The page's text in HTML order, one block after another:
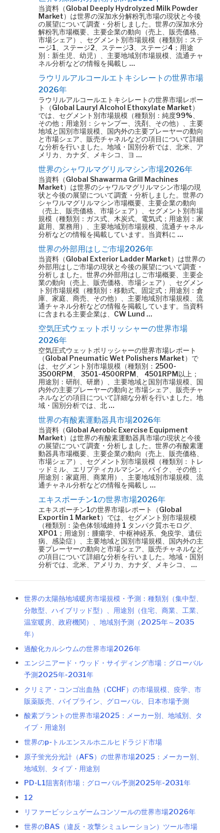
当資料（Global Deeply Hydrolyzed Milk Powder
Market）は世界の深加水分解粉乳市場の現状と今後
の展望について調査・分析しました。世界の深加水分
解粉乳市場概要、主要企業の動向（売上、販売価格、
市場シェア）、セグメント別市場規模（種類別：ステ
ージ1、ステージ2、ステージ3、ステージ4；用途
別：新生児、幼児）、主要地域別市場規模、流通チャ
ネル分析などの情報を掲載し …
ラウリルアルコールエトキシレートの世界市場
2026年
ラウリルアルコールエトキシレートの世界市場レポー
ト（Global Lauryl Alcohol Ethoxylate Market）
では、セグメント別市場規模（種類別：純度99%、
その他；用途別：シャンプー、洗剤、その他）、主要
地域と国別市場規模、国内外の主要プレーヤーの動向
と市場シェア、販売チャネルなどの項目について詳細
な分析を行いました。地域・国別分析では、北米、ア
メリカ、カナダ、メキシコ、ヨ …
世界のシャワルマグリルマシン市場2026年
当資料（Global Shawarma Grill Machines
Market）は世界のシャワルマグリルマシン市場の現
状と今後の展望について調査・分析しました。世界の
シャワルマグリルマシン市場概要、主要企業の動向
（売上、販売価格、市場シェア）、セグメント別市場
規模（種類別：ガス式、木炭式、電気式；用途別：家
庭用、業務用）、主要地域別市場規模、流通チャネル
分析などの情報を掲載しています。当資料に …
世界の外部用はしご市場2026年
当資料（Global Exterior Ladder Market）は世界の
外部用はしご市場の現状と今後の展望について調査・
分析しました。世界の外部用はしご市場概要、主要企
業の動向（売上、販売価格、市場シェア）、セグメン
ト別市場規模（種類別：移動式、固定式；用途別：倉
庫、家庭、商売、その他）、主要地域別市場規模、流
通チャネル分析などの情報を掲載しています。当資料
に含まれる主要企業は、CW Lund …
空気圧式ウェットポリッシャーの世界市場
2026年
空気圧式ウェットポリッシャーの世界市場レポート
（Global Pneumatic Wet Polishers Market）で
は、セグメント別市場規模（種類別：2500-
3500RPM、 3501-4500RPM、 4501RPM以上；
用途別：研削、研磨）、主要地域と国別市場規模、国
内外の主要プレーヤーの動向と市場シェア、販売チャ
ネルなどの項目について詳細な分析を行いました。地
域・国別分析では、北 …
世界の有酸素運動器具市場2026年
当資料（Global Aerobic Exercise Equipment
Market）は世界の有酸素運動器具市場の現状と今後
の展望について調査・分析しました。世界の有酸素運
動器具市場概要、主要企業の動向（売上、販売価格、
市場シェア）、セグメント別市場規模（種類別：トレ
ッドミル、エリプティカルマシン、バイク、その他；
用途別：家庭用、商業用）、主要地域別市場規模、流
通チャネル分析などの情報を掲載し …
エキスポーチン1の世界市場2026年
エキスポーチン1の世界市場レポート（Global
Exportin 1 Market）では、セグメント別市場規模
（種類別：染色体領域維持 1 タンパク質ホモログ、
XPO1；用途別：腫瘍学、中枢神経系、免疫学、遺伝
病、感染症）、主要地域と国別市場規模、国内外の主
要プレーヤーの動向と市場シェア、販売チャネルなど
の項目について詳細な分析を行いました。地域・国別
分析では、北米、アメリカ、カナダ、メキシコ、 …
世界の太陽熱地域暖房市場規模・予測：種類別（集中型、
分散型、ハイブリッド型）、用途別（住宅、商業、工業、
温室暖房、政府機関）、地域別予測（2025年～2035
年）
過酸化カルシウムの世界市場2026年
エンジニアード・ウッド・サイディング市場：グローバル
予測2025年-2031年
クリミア・コンゴ出血熱（CCHF）の市場規模、疫学、市
販薬販売、パイプライン、グローバル、日本市場予測
酸素プラントの世界市場2025：メーカー別、地域別、タ
イプ・用途別
世界のp-トルエンスルホニルヒドラジド市場
原子蛍光分光計（AFS）の世界市場2025：メーカー別、
地域別、タイプ・用途別
PD-L1阻害剤市場：グローバル予測2025年-2031年
12
リファービッシュゲームコンソールの世界市場2026年
世界のBAS（違反・攻撃シミュレーション）ツール市場